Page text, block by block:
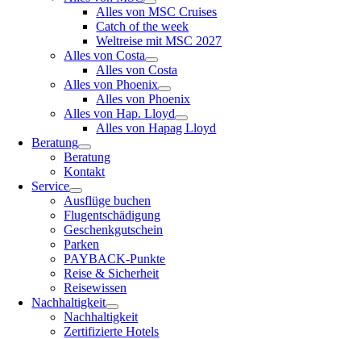
Alles von MSC Cruises
Catch of the week
Weltreise mit MSC 2027
Alles von Costa
Alles von Costa
Alles von Phoenix
Alles von Phoenix
Alles von Hap. Lloyd
Alles von Hapag Lloyd
Beratung
Beratung
Kontakt
Service
Ausflüge buchen
Flugentschädigung
Geschenkgutschein
Parken
PAYBACK-Punkte
Reise & Sicherheit
Reisewissen
Nachhaltigkeit
Nachhaltigkeit
Zertifizierte Hotels